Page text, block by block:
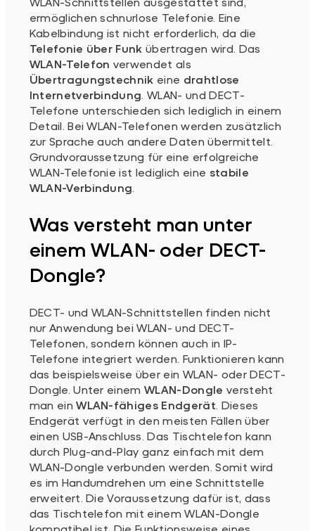
ermöglichen schnurlose Telefonie. Eine
Kabelbindung ist nicht erforderlich, da die
Telefonie über Funk übertragen wird. Das
WLAN-Telefon verwendet als
Übertragungstechnik eine drahtlose
Internetverbindung. WLAN- und DECT-
Telefone unterschieden sich lediglich in einem
Detail. Bei WLAN-Telefonen werden zusätzlich
zur Sprache auch andere Daten übermittelt.
Grundvoraussetzung für eine erfolgreiche
WLAN-Telefonie ist lediglich eine stabile
WLAN-Verbindung.
Was versteht man unter
einem WLAN- oder DECT-
Dongle?
DECT- und WLAN-Schnittstellen finden nicht
nur Anwendung bei WLAN- und DECT-
Telefonen, sondern können auch in IP-
Telefone integriert werden. Funktionieren kann
das beispielsweise über ein WLAN- oder DECT-
Dongle. Unter einemWLAN-Dongle versteht
man einWLAN-fähiges Endgerät . Dieses
Endgerät verfügt in den meisten Fällen über
einen USB-Anschluss. Das Tischtelefon kann
durch Plug-and-Play ganz einfach mit dem
WLAN-Dongle verbunden werden. Somit wird
es im Handumdrehen um eine Schnittstelle
erweitert. Die Voraussetzung dafür ist, dass
das Tischtelefon mit einem WLAN-Dongle